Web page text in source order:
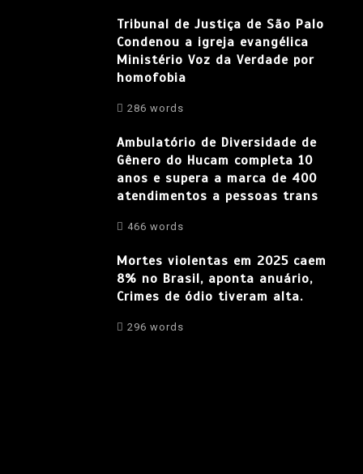
Tribunal de Justiça de São Palo
Condenou a igreja evangélica
Ministério Voz da Verdade por
homofobia
286 words
Ambulatório de Diversidade de
Gênero do Hucam completa 10
anos e supera a marca de 400
atendimentos a pessoas trans
466 words
Mortes violentas em 2025 caem
8% no Brasil, aponta anuário,
Crimes de ódio tiveram alta.
296 words